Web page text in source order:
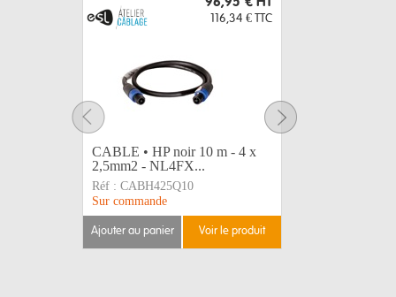
116,34 € TTC
CABLE • HP noir 10 m - 4 x
2,5mm2 - NL4FX...
Réf : CABH425Q10
Sur commande
ajouter au panier voir le produit